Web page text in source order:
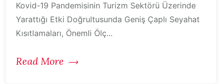
Kovid-19 Pandemisinin Turizm Sektörü Üzerinde
Yarattığı Etki Doğrultusunda Geniş Çaplı Seyahat
Kısıtlamaları, Önemli Ölç...
Read More